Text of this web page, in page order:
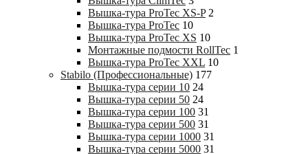
Вышка-тура ProTec XS-P 2
Вышка-тура ProTec 10
Вышка-тура ProTec XS 10
Монтажные подмости RollTec 1
Вышка-тура ProTec XXL 10
Stabilo (Профессиональные) 177
Вышка-тура cерии 10 24
Вышка-тура cерии 50 24
Вышка-тура cерии 100 31
Вышка-тура cерии 500 31
Вышка-тура cерии 1000 31
Вышка-тура cерии 5000 31